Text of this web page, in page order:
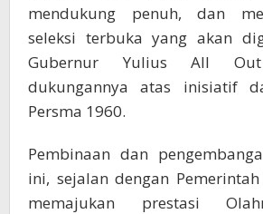
mendukung penuh, dan
seleksi terbuka yang akan
Gubernur Yulius All Out
dukungannya atas inisiatif
Persma 1960.
Pembinaan dan
ini, sejalan dengan
memajukan prestasi